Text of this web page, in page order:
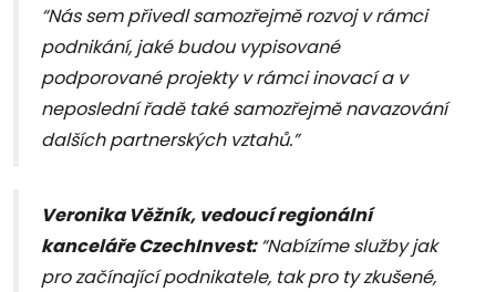
“Nás sem přivedl samozřejmě rozvoj v rámci
podnikání, jaké budou vypisované
podporované projekty v rámci inovací a v
neposlední řadě také samozřejmě navazování
dalších partnerských vztahů.”
Veronika Věžník, vedoucí regionální
kanceláře CzechInvest:“Nabízíme služby jak
pro začínající podnikatele, tak pro ty zkušené,